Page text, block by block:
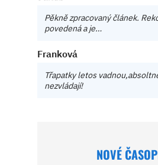
Pěkně zpracovaný článek.
povedená a je…
Franková
Třapatky letos
nezvládají!
NOVÉ